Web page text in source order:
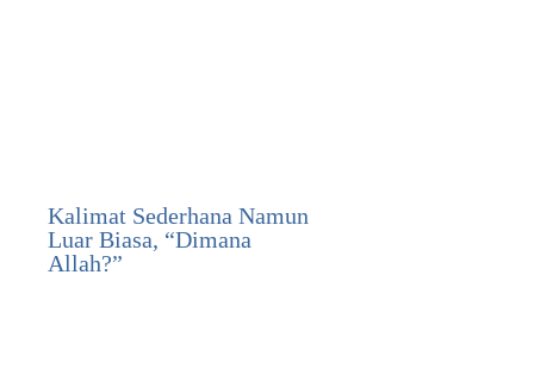
Kalimat Sederhana Namun
Luar Biasa, “Dimana
Allah?”